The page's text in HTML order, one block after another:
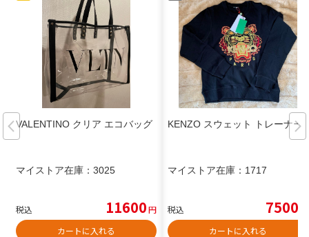
VALENTINO クリア エコバッグ
マイストア在庫： 3025
税込 11600円
カートに入れる
KENZO スウェット トレーナー
マイストア在庫： 1717
税込 7500
カートに入れる